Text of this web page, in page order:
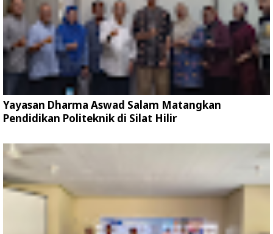
Yayasan Dharma Aswad Salam Matangkan
Pendidikan Politeknik di Silat Hilir